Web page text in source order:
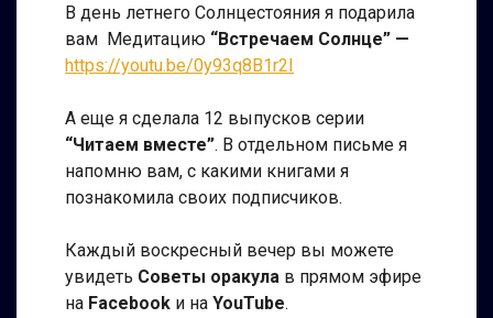
В день летнего Солнцестояния я подарила
вам Медитацию “Встречаем Солнце” —
https://youtu.be/0y93q8B1r2I
А еще я сделала 12 выпусков серии
“Читаем вместе”. В отдельном письме я
напомню вам, с какими книгами я
познакомила своих подписчиков.
Каждый воскресный вечер вы можете
увидеть Советы оракула в прямом эфире
на Facebook и на YouTube.